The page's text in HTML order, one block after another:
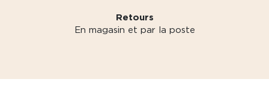
Retours
En magasin et par la poste